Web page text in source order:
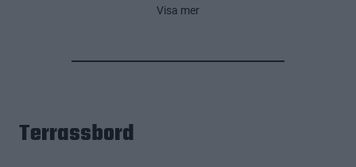
KLICKA HÄR FÖR ATT SE 360° VY FRÅN GÖSTAS
Visa mer
Terrassbord